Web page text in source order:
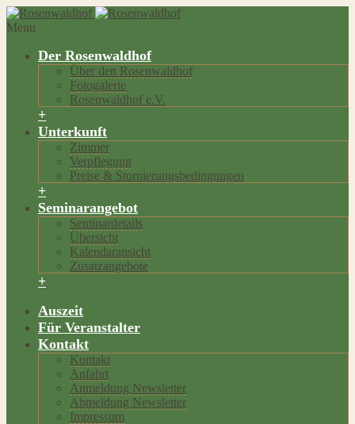
Menu
Der Rosenwaldhof
Über den Rosenwaldhof
Fotogalerie
Rosenwaldhof e.V.
+
Unterkunft
Zimmer
Verpflegung
Preise & Stornierungsbedingungen
+
Seminarangebot
Seminardetails
Übersicht
Kalendaransicht
Zusatzangebote
+
Auszeit
Für Veranstalter
Kontakt
Kontakt
Anfahrt
Anmeldung Newsletter
Abmeldung Newsletter
Impressum